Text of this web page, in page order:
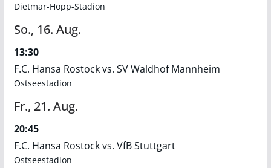
Dietmar-Hopp-Stadion
So., 16. Aug.
13:30
F.C. Hansa Rostock vs. SV Waldhof Mannheim
Ostseestadion
Fr., 21. Aug.
20:45
F.C. Hansa Rostock vs. VfB Stuttgart
Ostseestadion